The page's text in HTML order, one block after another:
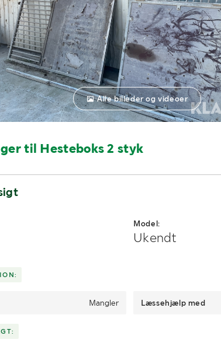
Alle billeder og videoer
til Hesteboks 2 styk
Model:
Ukendt
Mangler Læssehjælp med